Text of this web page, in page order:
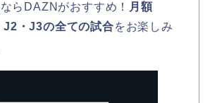
らDAZNがおすすめ！
月額
・J3の全ての試合をお楽しみ